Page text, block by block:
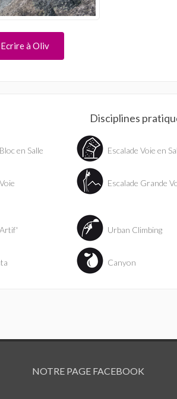
Ecrire à Oliv
Disciplines
en Salle Escalade Voie en
Escalade Grande
Urban Climbing
Canyon
NOTRE PAGE FACEBOOK